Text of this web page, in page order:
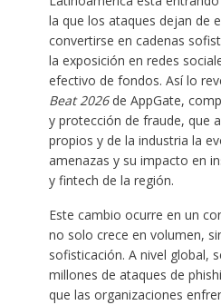
la que los ataques dejan de
convertirse en cadenas
la exposición en redes
efectivo de fondos. Así lo
Beat 2026de AppGate,
y protección de fraude, que
propios y de la industria la
amenazas y su impacto en
y fintech de la región.
Este cambio ocurre en un
no solo crece en volumen,
sofisticación. A nivel global,
millones de ataques de
que las organizaciones